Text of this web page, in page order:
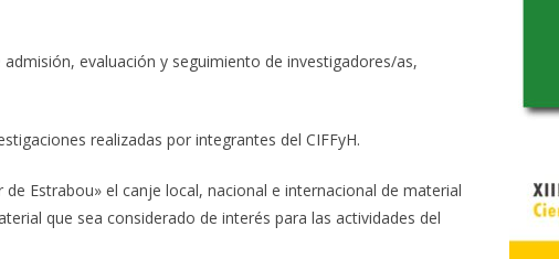
evaluación y seguimiento de investigadores/as,
realizadas por integrantes del CIFFyH.
Estrabou» el canje local, nacional e internacional de material
que sea considerado de interés para las actividades del